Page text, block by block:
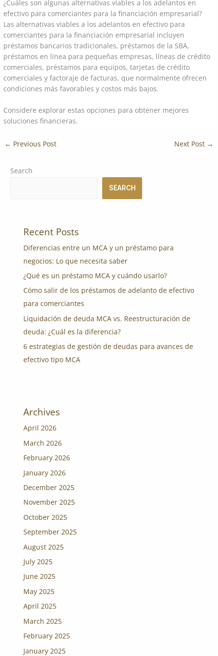
¿Cuáles son algunas alternativas viables a los adelantos en
efectivo para comerciantes para la financiación empresarial?
Las alternativas viables a los adelantos en efectivo para
comerciantes para la financiación empresarial incluyen
préstamos bancarios tradicionales, préstamos de la SBA,
préstamos en línea para pequeñas empresas, líneas de crédito
comerciales, préstamos para equipos, tarjetas de crédito
comerciales y factoraje de facturas, que normalmente ofrecen
condiciones más favorables y costos más bajos.
Considere explorar estas opciones para obtener mejores
soluciones financieras.
← Previous Post Next Post →
Search
SEARCH
Recent Posts
Diferencias entre un MCA y un préstamo para
negocios: Lo que necesita saber
¿Qué es un préstamo MCA y cuándo usarlo?
Cómo salir de los préstamos de adelanto de efectivo
para comerciantes
Liquidación de deuda MCA vs. Reestructuración de
deuda: ¿Cuál es la diferencia?
6 estrategias de gestión de deudas para avances de
efectivo tipo MCA
Archives
April 2026
March 2026
February 2026
January 2026
December 2025
November 2025
October 2025
September 2025
August 2025
July 2025
June 2025
May 2025
April 2025
March 2025
February 2025
January 2025